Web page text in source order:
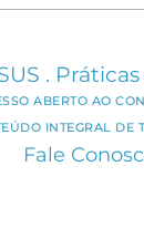
.
ABERTO AO
INTEGRAL
Fale